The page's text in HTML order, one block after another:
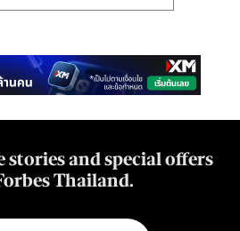
stories and special offers
Thailand.